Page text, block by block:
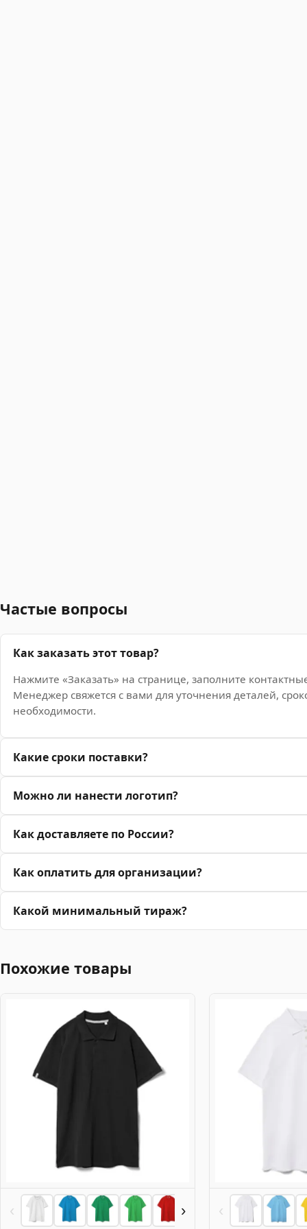
Частые вопросы
Как заказать этот товар?
Нажмите «Заказать» на странице, заполните
Менеджер свяжется с вами для уточнения деталей,
необходимости.
Какие сроки поставки?
Можно ли нанести логотип?
Как доставляете по России?
Как оплатить для организации?
Какой минимальный тираж?
Похожие товары
‹ › ‹